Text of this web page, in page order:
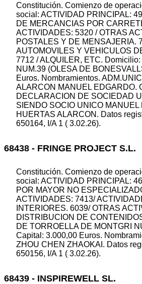
Constitución. Comienzo de
social: ACTIVIDAD PRINCIPAL:
DE MERCANCIAS POR
ACTIVIDADES: 5320 / OTRAS
POSTALES Y DE MENSAJERIA.
AUTOMOVILES Y VEHICULOS
7712 / ALQUILER, ETC.
NUM.39 (OLESA DE
Euros. Nombramientos.
ALARCON MANUEL EDGARDO.
DECLARACION DE SOCIEDAD
SIENDO SOCIO UNICO MANUEL
HUERTAS ALARCON. Datos
650164, I/A 1 ( 3.02.26).
68438 - FRINGE PROJECT S.L.
Constitución. Comienzo de
social: ACTIVIDAD PRINCIPAL:
POR MAYOR NO
ACTIVIDADES: 7413/
INTERIORES. 6039/ OTRAS
DISTRIBUCION DE
DE TORROELLA DE MONTGRI
Capital: 3.000,00 Euros.
ZHOU CHEN ZHAOKAI. Datos
650156, I/A 1 ( 3.02.26).
68439 - INSPIREWELL SL.